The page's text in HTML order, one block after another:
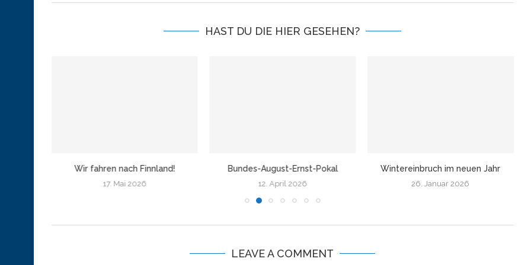
HAST DU DIE HIER GESEHEN?
Wir fahren nach Finnland!
17. Mai 2026
Bundes-August-Ernst-Pokal
12. April 2026
Wintereinbruch im neuen Jahr
26. Januar 2026
LEAVE A COMMENT